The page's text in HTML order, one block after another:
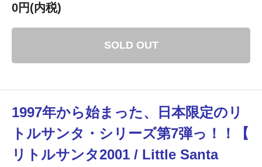
0円(内税)
SOLD OUT
1997年から始まった、日本限定のリ
トルサンタ・シリーズ第7弾っ！！【
リトルサンタ2001 / Little Santa